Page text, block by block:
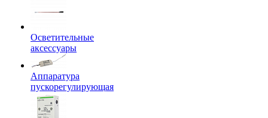
Осветительные
аксессуары
Аппаратура
пускорегулирующая